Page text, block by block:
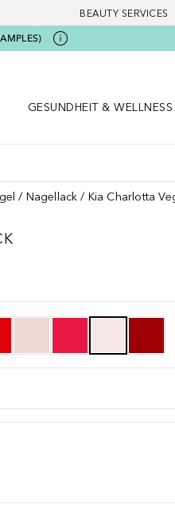
BEAUTY SERVICES
GESUNDHEIT & WELLNESS
Nagellack Kia Charlotta